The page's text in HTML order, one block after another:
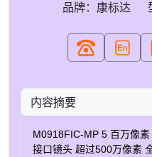
品牌：康标达
内容摘要
M0918FIC-MP 5 百万像
接口镜头 超过500万像素